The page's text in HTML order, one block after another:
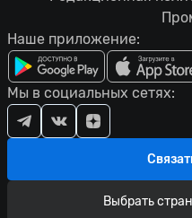
Наше приложение:
Мы в социальных сетях:
Выбрать